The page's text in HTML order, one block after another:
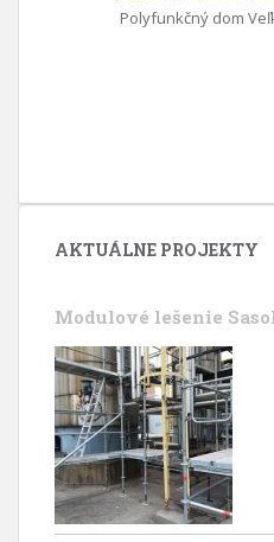
Polyfunkčný dom
AKTUÁLNE PROJEKTY
Modulové lešenie